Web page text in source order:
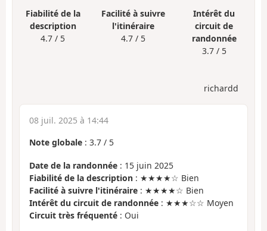
Fiabilité de la
description
4.7 / 5
Facilité à suivre
l'itinéraire
4.7 / 5
Intérêt du
circuit de
randonnée
3.7 / 5
richardd
08 juil. 2025 à 14:44
Note globale : 3.7 / 5
Date de la randonnée : 15 juin 2025
Fiabilité de la description : ★★★★☆ Bien
Facilité à suivre l'itinéraire : ★★★★☆ Bien
Intérêt du circuit de randonnée : ★★★☆☆ Moyen
Circuit très fréquenté : Oui